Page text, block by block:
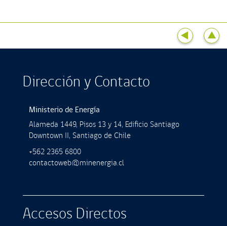
Dirección y Contacto
Ministerio de Energía
Alameda 1449, Pisos 13 y 14, Ediﬁcio Santiago
Downtown II, Santiago de Chile
+562 2365 6800
contactoweb@minenergia.cl
Accesos Directos